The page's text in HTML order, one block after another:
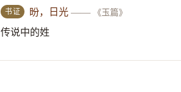
书证 昐，日光 —— 《玉篇》
传说中的姓